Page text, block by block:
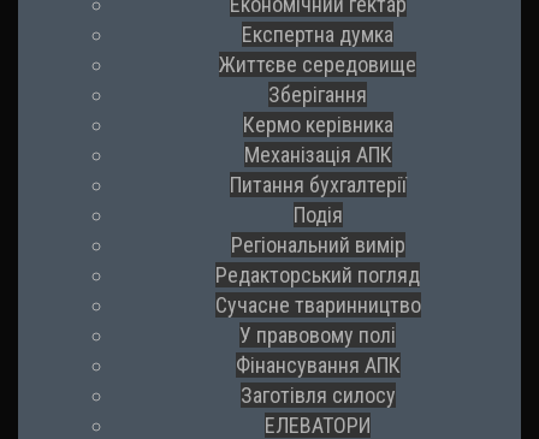
Експертна думка
Життєве середовище
Зберігання
Кермо керівника
Механізація АПК
Питання бухгалтерії
Подія
Регіональний вимір
Редакторський погляд
Сучасне тваринництво
У правовому полі
Фінансування АПК
Заготівля силосу
ЕЛЕВАТОРИ